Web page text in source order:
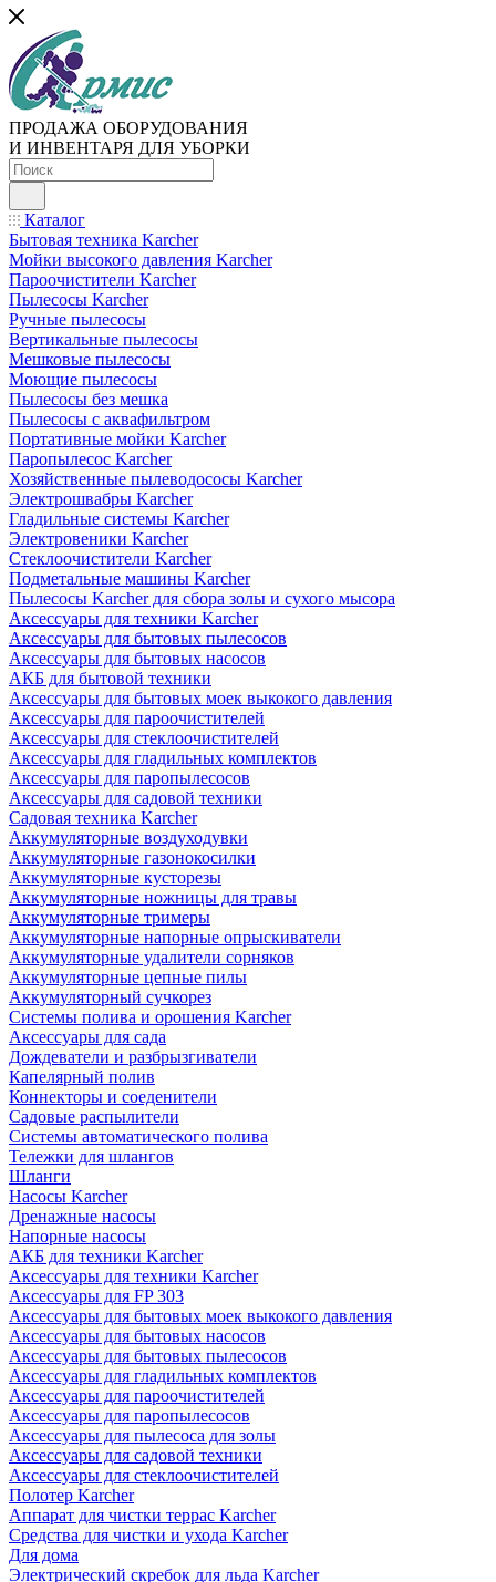
ПРОДАЖА ОБОРУДОВАНИЯ
И ИНВЕНТАРЯ ДЛЯ УБОРКИ
Каталог
Бытовая техника Karcher
Мойки высокого давления Karcher
Пароочистители Karcher
Пылесосы Karcher
Ручные пылесосы
Вертикальные пылесосы
Мешковые пылесосы
Моющие пылесосы
Пылесосы без мешка
Пылесосы с аквафильтром
Портативные мойки Karcher
Паропылесос Karcher
Хозяйственные пылеводососы Karcher
Электрошвабры Karcher
Гладильные системы Karcher
Электровеники Karcher
Стеклоочистители Karcher
Подметальные машины Karcher
Пылесосы Karcher для сбора золы и сухого мысора
Аксессуары для техники Karcher
Аксессуары для бытовых пылесосов
Аксессуары для бытовых насосов
АКБ для бытовой техники
Аксессуары для бытовых моек выкокого давления
Аксессуары для пароочистителей
Аксессуары для стеклоочистителей
Аксессуары для гладильных комплектов
Аксессуары для паропылесосов
Аксессуары для садовой техники
Садовая техника Karcher
Аккумуляторные воздуходувки
Аккумуляторные газонокосилки
Аккумуляторные кусторезы
Аккумуляторные ножницы для травы
Аккумуляторные тримеры
Аккумуляторные напорные опрыскиватели
Аккумуляторные удалители сорняков
Аккумуляторные цепные пилы
Аккумуляторный сучкорез
Системы полива и орошения Karcher
Аксессуары для сада
Дождеватели и разбрызгиватели
Капелярный полив
Коннекторы и соеденители
Садовые распылители
Системы автоматического полива
Тележки для шлангов
Шланги
Насосы Karcher
Дренажные насосы
Напорные насосы
АКБ для техники Karcher
Аксессуары для техники Karcher
Аксессуары для FP 303
Аксессуары для бытовых моек выкокого давления
Аксессуары для бытовых насосов
Аксессуары для бытовых пылесосов
Аксессуары для гладильных комплектов
Аксессуары для пароочистителей
Аксессуары для паропылесосов
Аксессуары для пылесоса для золы
Аксессуары для садовой техники
Аксессуары для стеклоочистителей
Полотер Karcher
Аппарат для чистки террас Karcher
Средства для чистки и ухода Karcher
Для дома
Электрический скребок для льда Karcher